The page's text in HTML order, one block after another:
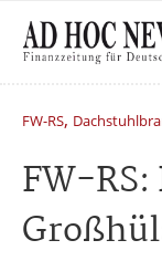
FW-RS,
FW-